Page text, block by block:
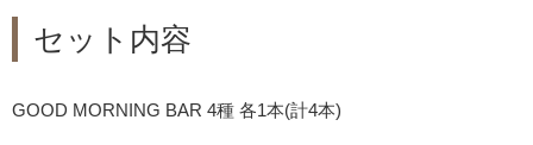
セット内容
GOOD MORNING BAR 4種 各1本(計4本)